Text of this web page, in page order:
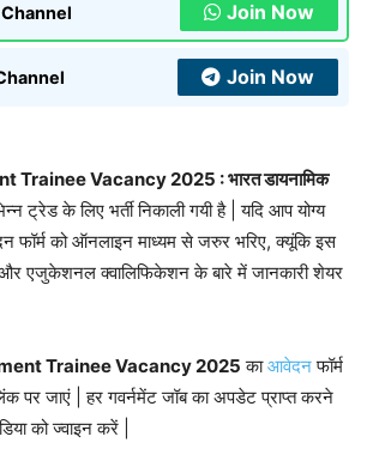
Join Now
Join Now
Trainee Vacancy 2025 : भारत डायनामिक
ट्रेड के लिए भर्ती निकाली गयी है | यदि आप योग्य
फॉर्म को ऑनलाइन माध्यम से जरुर भरिए, क्यूंकि इस
एजुकेशनल क्वालिफिकेशन के बारे में जानकारी शेयर
Trainee Vacancy 2025 काआवेदनफॉर्म
पर जाएं | हर गवर्नमेंट जॉब का अपडेट प्राप्त करने
को ज्वाइन करें |